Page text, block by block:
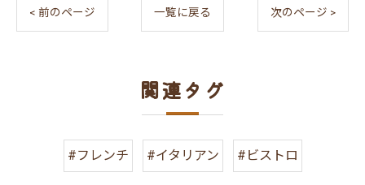
< 前のページ 一覧に戻る 次のページ >
関連タグ
#フレンチ #イタリアン #ビストロ